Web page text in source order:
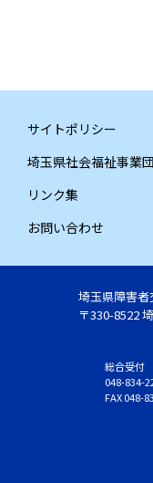
サイトポリシー
埼玉県社会福祉事業団
リンク集
お問い合わせ
埼玉県障害
〒330-8522
総合受付
048-834-
FAX 048-